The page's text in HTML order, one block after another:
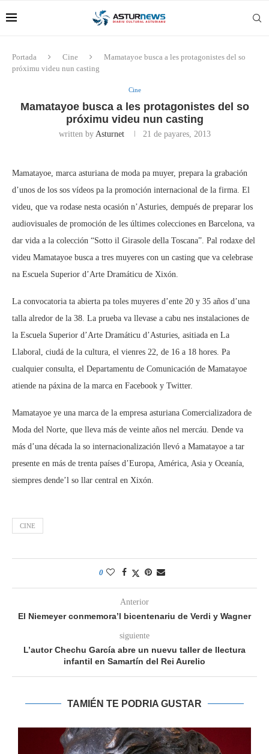
Portada Cine
Mamatayoe busca a les protagonistes del so
próximu videu nun casting
Cine
Mamatayoe busca a les protagonistes del so
próximu videu nun casting
written by Asturnet 21 de payares, 2013
Mamatayoe, marca asturiana de moda pa muyer, prepara la grabación
d’unos de los sos vídeos pa la promoción internacional de la firma. El
videu, que va rodase nesta ocasión n’Asturies, dempués de preparar los
audiovisuales de promoción de les últimes colecciones en Barcelona, va
dar vida a la colección “Sotto il Girasole della Toscana”. Pal rodaxe del
videu Mamatayoe busca a tres muyeres con un casting que va celebrase
na Escuela Superior d’Arte Dramáticu de Xixón.
La convocatoria ta abierta pa toles muyeres d’ente 20 y 35 años d’una
talla alredor de la 38. La prueba va llevase a cabu nes instalaciones de
la Escuela Superior d’Arte Dramáticu d’Asturies, asitiada en La
Llaboral, ciudá de la cultura, el vienres 22, de 16 a 18 hores. Pa
cualquier consulta, el Departamentu de Comunicación de Mamatayoe
atiende na páxina de la marca en Facebook y Twitter.
Mamatayoe ye una marca de la empresa asturiana Comercializadora de
Moda del Norte, que lleva más de veinte años nel mercáu. Dende va
más d’una década la so internacionalización llevó a Mamatayoe a tar
presente en más de trenta países d’Europa, América, Asia y Oceanía,
siempres dende’l so llar central en Xixón.
CINE
0
Anterior
El Niemeyer conmemora’l bicentenariu de Verdi y Wagner
siguiente
L’autor Chechu García abre un nuevu taller de llectura
infantil en Samartín del Rei Aurelio
TAMIÉN TE PODRIA GUSTAR